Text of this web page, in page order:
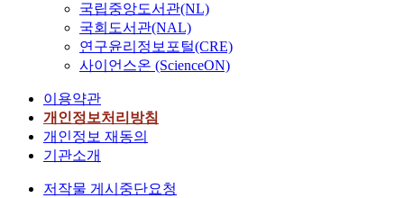
국립중앙도서관(NL)
국회도서관(NAL)
연구윤리정보포털(CRE)
사이언스온 (ScienceON)
이용약관
개인정보처리방침
개인정보 재동의
기관소개
저작물 게시중단요청